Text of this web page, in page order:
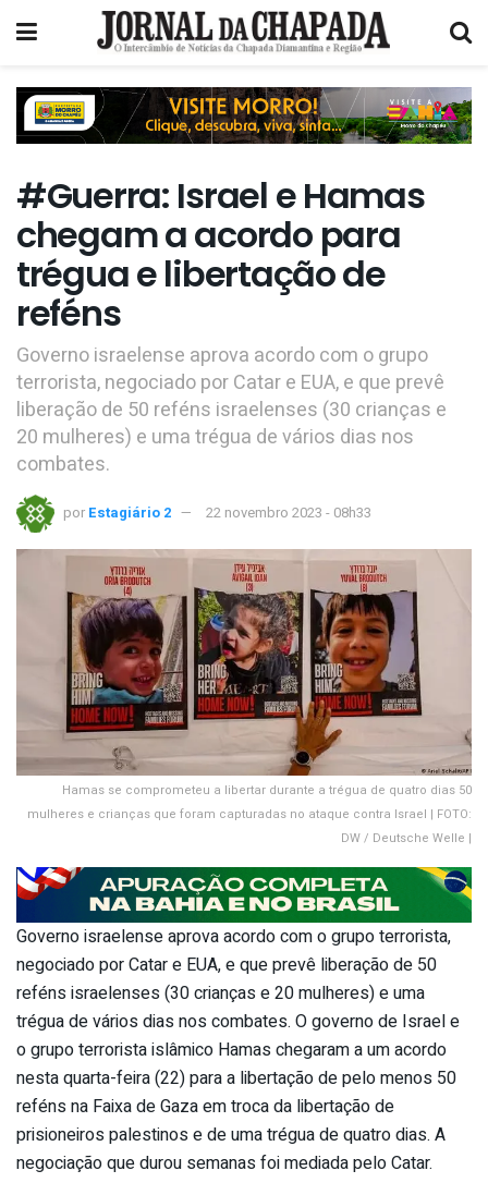
#Guerra: Israel e Hamas
chegam a acordo para
trégua e libertação de
reféns
Governo israelense aprova acordo com o grupo
terrorista, negociado por Catar e EUA, e que prevê
liberação de 50 reféns israelenses (30 crianças e
20 mulheres) e uma trégua de vários dias nos
combates.
por Estagiário 2 22 novembro 2023 - 08h33
Hamas se comprometeu a libertar durante a trégua de quatro dias 50
mulheres e crianças que foram capturadas no ataque contra Israel | FOTO:
DW / Deutsche Welle |
Governo israelense aprova acordo com o grupo terrorista,
negociado por Catar e EUA, e que prevê liberação de 50
reféns israelenses (30 crianças e 20 mulheres) e uma
trégua de vários dias nos combates. O governo de Israel e
o grupo terrorista islâmico Hamas chegaram a um acordo
nesta quarta-feira (22) para a libertação de pelo menos 50
reféns na Faixa de Gaza em troca da libertação de
prisioneiros palestinos e de uma trégua de quatro dias. A
negociação que durou semanas foi mediada pelo Catar.